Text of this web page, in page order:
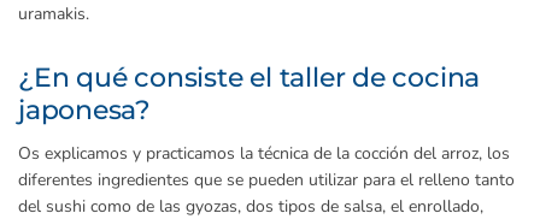
uramakis.
¿En qué consiste el taller de cocina
japonesa?
Os explicamos y practicamos la técnica de la cocción del arroz, los
diferentes ingredientes que se pueden utilizar para el relleno tanto
del sushi como de las gyozas, dos tipos de salsa, el enrollado,